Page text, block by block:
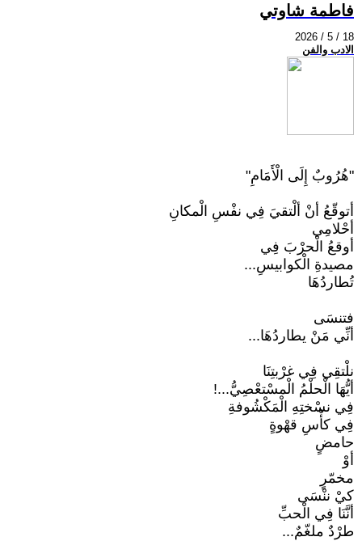
فاطمة شاوتي
2026 / 5 / 18
الادب والفن
"هُرُوبٌ إِلَى الْأَمَامِ"
أتوقّعُ أنْ ألْتقيَ فِي نفْسِ الْمكانِ
أحْلامِي
أوقعُ الْحرْبَ فِي
مصيدةِ الْكوابيسِ...
تُطاردُهَا
فتنسَى
أنِّي مَنْ يطاردُهَا...
نلْتقِي فِي غرْبتِنَا
أيُّهَا الْحلْمُ الْمسْتعْصِيُّ...!
فِي نسْختِهِ الْمَكْشُوفةِ
فِي كأْسِ قهْوةٍ
حامضٍ
أوْ
مخمّرٍ
كيْ ننْسَى
أنَّنَا فِي الْحبِّ
طرْدٌ ملغّمٌ...